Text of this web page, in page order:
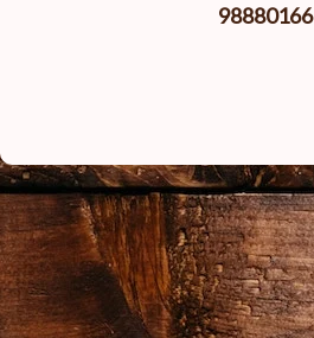
98880166